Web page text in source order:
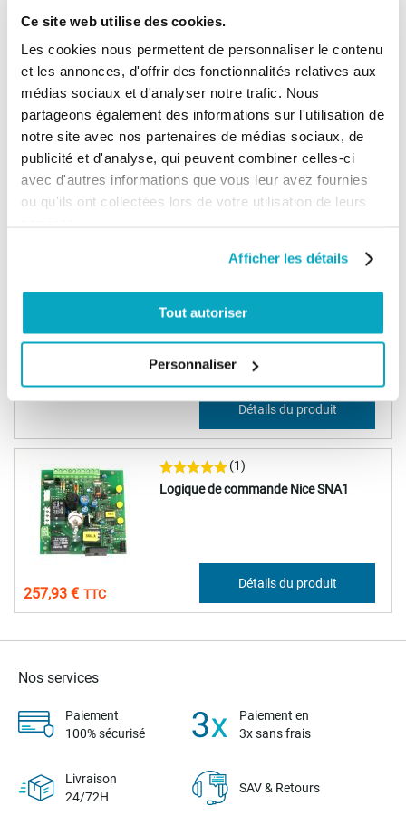
Ce site web utilise des cookies.
Les cookies nous permettent de personnaliser le contenu
et les annonces, d'offrir des fonctionnalités relatives aux
médias sociaux et d'analyser notre trafic. Nous
partageons également des informations sur l'utilisation de
notre site avec nos partenaires de médias sociaux, de
publicité et d'analyse, qui peuvent combiner celles-ci
avec d'autres informations que vous leur avez fournies
ou qu'ils ont collectées lors de votre utilisation de leurs
Afficher les détails
Tout autoriser
Personnaliser
92,12 €
76,77 € Ajouter au panier
Nice SNA30 Rail prémonté 300cm
Ajouter au panier
NICE SPINKIT Transformateur de
61,29 € Détails du produit
Logique de commande Nice SNA1
(1)
257,93 €
Détails du produit
Nos services
Paiement
100% sécurisé
Paiement en
3x sans frais
Livraison
24/72H
SAV & Retours